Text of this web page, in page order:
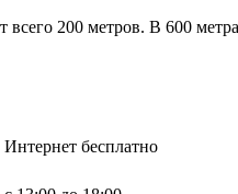
200 метров. В 600
бесплатно